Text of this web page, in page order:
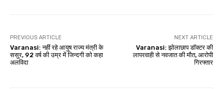
PREVIOUS ARTICLE
Varanasi: नहीं रहे आयुष राज्य मंत्री के
ससुर, 92 वर्ष की उम्र में जिन्दगी को कहा
अलविदा
NEXT ARTICLE
Varanasi: झोलाछाप डॉक्टर की
लापरवाही से नवजात की मौत, आरोपी
गिरफ्तार